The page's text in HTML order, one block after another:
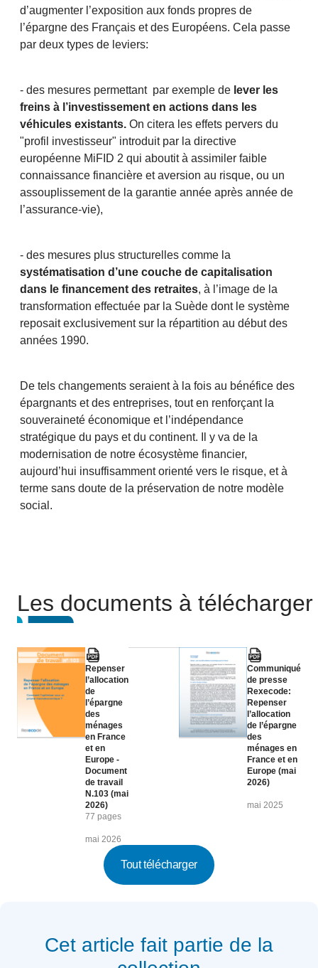
d’augmenter l’exposition aux fonds propres de
l’épargne des Français et des Européens. Cela passe
par deux types de leviers:
- des mesures permettant par exemple de lever les
freins à l’investissement en actions dans les
véhicules existants. On citera les effets pervers du
"profil investisseur" introduit par la directive
européenne MiFID 2 qui aboutit à assimiler faible
connaissance financière et aversion au risque, ou un
assouplissement de la garantie année après année de
l’assurance-vie),
- des mesures plus structurelles comme la
systématisation d’une couche de capitalisation
dans le financement des retraites, à l’image de la
transformation effectuée par la Suède dont le système
reposait exclusivement sur la répartition au début des
années 1990.
De tels changements seraient à la fois au bénéfice des
épargnants et des entreprises, tout en renforçant la
souveraineté économique et l’indépendance
stratégique du pays et du continent. Il y va de la
modernisation de notre écosystème financier,
aujourd’hui insuffisamment orienté vers le risque, et à
terme sans doute de la préservation de notre modèle
social.
Les documents à télécharger
Repenser
l’allocation
de
l’épargne
des
ménages
en France
et en
Europe -
Document
de travail
N.103 (mai
2026)
77 pages
mai 2026
Communiqué
de presse
Rexecode:
Repenser
l’allocation
de l’épargne
des
ménages en
France et en
Europe (mai
2026)
mai 2025
Tout télécharger
Cet article fait partie de la